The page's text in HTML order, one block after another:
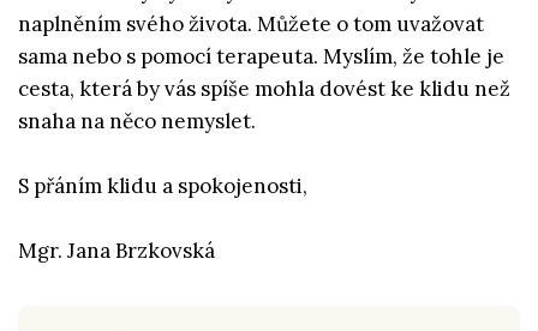
naplněním svého života. Můžete o tom uvažovat
sama nebo s pomocí terapeuta. Myslím, že tohle je
cesta, která by vás spíše mohla dovést ke klidu než
snaha na něco nemyslet.
S přáním klidu a spokojenosti,
Mgr. Jana Brzkovská